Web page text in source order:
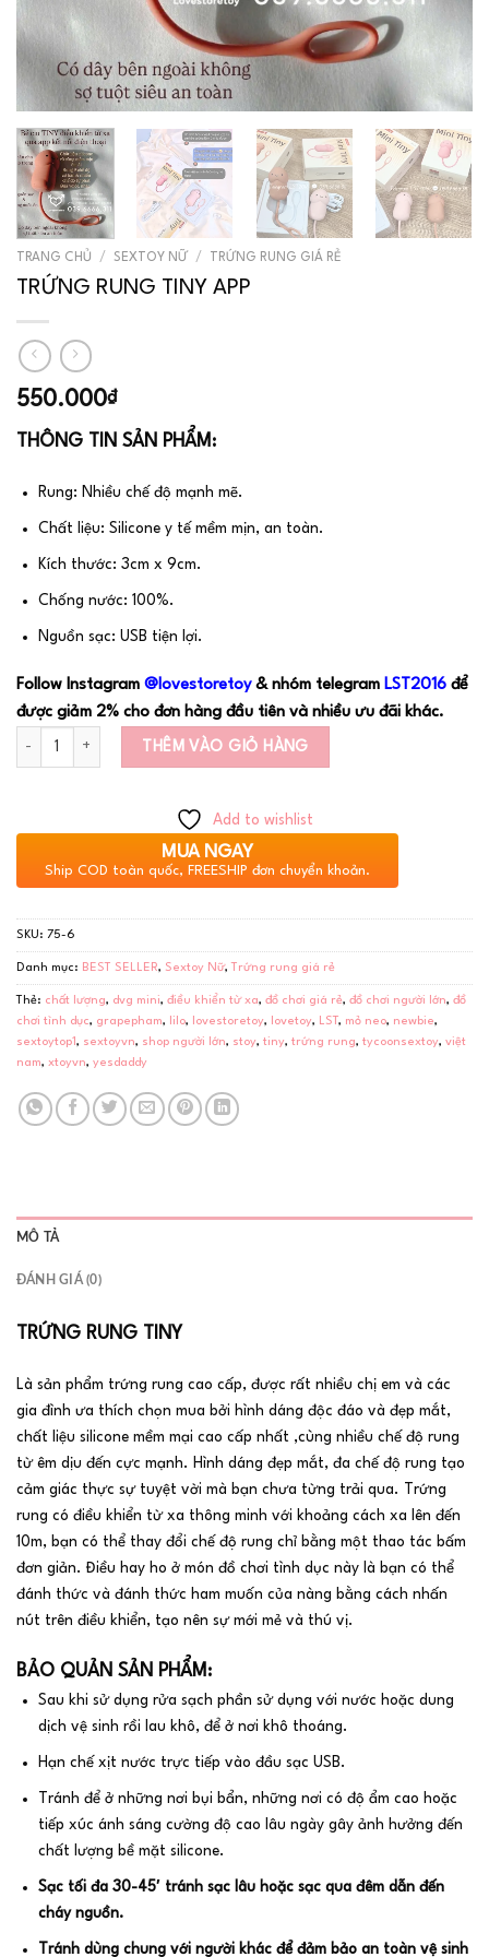
TRANG CHỦ / SEXTOY NỮ / TRỨNG RUNG GIÁ RẺ
TRỨNG RUNG TINY APP
550.000₫
THÔNG TIN SẢN PHẨM:
Rung: Nhiều chế độ mạnh mẽ.
Chất liệu: Silicone y tế mềm mịn, an toàn.
Kích thước: 3cm x 9cm.
Chống nước: 100%.
Nguồn sạc: USB tiện lợi.
Follow Instagram @lovestoretoy& nhóm telegram LST2016 để
được giảm 2% cho đơn hàng đầu tiên và nhiều ưu đãi khác.
Số lượng
THÊM VÀO GIỎ HÀNG
Add to wishlist
MUA NGAY
Ship COD toàn quốc, FREESHIP đơn chuyển khoản.
SKU: 75-6
Danh mục: BEST SELLER, Sextoy Nữ,Trứng rung giá rẻ
Thẻ: chất lượng, dvg mini, điều khiển từ xa, đồ chơi giá rẻ, đồ chơi người lớn, đồ
chơi tình dục, grapepham, lilo, lovestoretoy, lovetoy, LST, mỏ neo, newbie,
sextoytop1, sextoyvn, shop người lớn, stoy, tiny, trứng rung, tycoonsextoy, việt
nam, xtoyvn, yesdaddy
MÔ TẢ
ĐÁNH GIÁ (0)
TRỨNG RUNG TINY
Là sản phẩm trứng rung cao cấp, được rất nhiều chị em và các
gia đình ưa thích chọn mua bởi hình dáng độc đáo và đẹp mắt,
chất liệu silicone mềm mại cao cấp nhất ,cùng nhiều chế độ rung
từ êm dịu đến cực mạnh. Hình dáng đẹp mắt, đa chế độ rung tạo
cảm giác thực sự tuyệt vời mà bạn chưa từng trải qua. Trứng
rung có điều khiển từ xa thông minh với khoảng cách xa lên đến
10m, bạn có thể thay đổi chế độ rung chỉ bằng một thao tác bấm
đơn giản. Điều hay ho ở món đồ chơi tình dục này là bạn có thể
đánh thức và đánh thức ham muốn của nàng bằng cách nhấn
nút trên điều khiển, tạo nên sự mới mẻ và thú vị.
BẢO QUẢN SẢN PHẨM:
Sau khi sử dụng rửa sạch phần sử dụng với nước hoặc dung
dịch vệ sinh rồi lau khô, để ở nơi khô thoáng.
Hạn chế xịt nước trực tiếp vào đầu sạc USB.
Tránh để ở những nơi bụi bẩn, những nơi có độ ẩm cao hoặc
tiếp xúc ánh sáng cường độ cao lâu ngày gây ảnh hưởng đến
chất lượng bề mặt silicone.
Sạc tối đa 30-45′ tránh sạc lâu hoặc sạc qua đêm dẫn đến
cháy nguồn.
Tránh dùng chung với người khác để đảm bảo an toàn vệ sinh